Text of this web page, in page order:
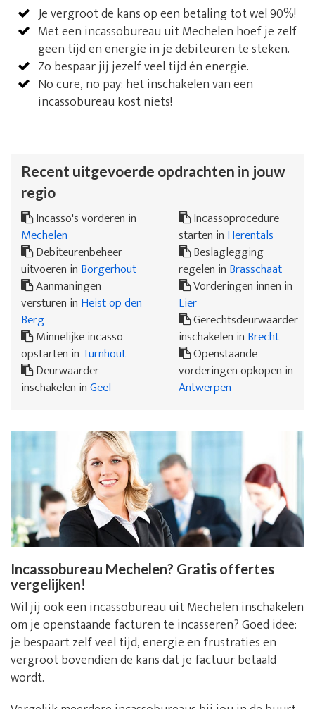
Je vergroot de kans op een betaling tot wel 90%!
Met een incassobureau uit Mechelen hoef je zelf
geen tijd en energie in je debiteuren te steken.
Zo bespaar jij jezelf veel tijd én energie.
No cure, no pay: het inschakelen van een
incassobureau kost niets!
Recent uitgevoerde opdrachten in jouw
regio
Incasso's vorderen in
Mechelen
Debiteurenbeheer
uitvoeren in Borgerhout
Aanmaningen
versturen in Heist op den
Berg
Minnelijke incasso
opstarten in Turnhout
Deurwaarder
inschakelen inGeel
Incassoprocedure
starten in Herentals
Beslaglegging
regelen in Brasschaat
Vorderingen innen in
Lier
Gerechtsdeurwaarder
inschakelen in Brecht
Openstaande
vorderingen opkopen in
Antwerpen
Incassobureau Mechelen? Gratis offertes
vergelijken!
Wil jij ook een incassobureau uit Mechelen inschakelen
om je openstaande facturen te incasseren? Goed idee:
je bespaart zelf veel tijd, energie en frustraties en
vergroot bovendien de kans dat je factuur betaald
wordt.